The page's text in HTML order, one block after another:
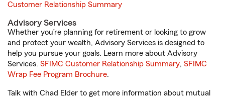
Customer Relationship Summary
Advisory Services
Whether you’re planning for retirement or looking to grow
and protect your wealth, Advisory Services is designed to
help you pursue your goals. Learn more about Advisory
Services. SFIMC Customer Relationship Summary, SFIMC
Wrap Fee Program Brochure.
Talk with Chad Elder to get more information about mutual